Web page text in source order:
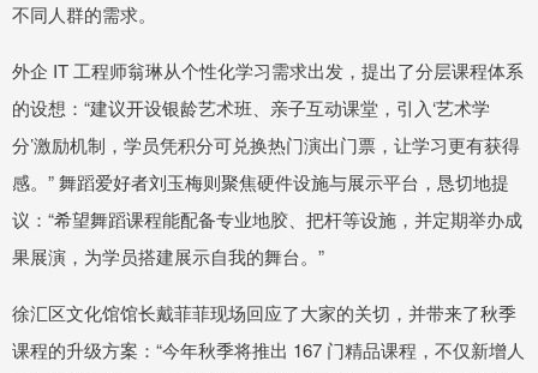
不同人群的需求。
外企 IT 工程师翁琳从个性化学习需求出发，提出了分层课程体系
的设想：“建议开设银龄艺术班、亲子互动课堂，引入‘艺术学
分’激励机制，学员凭积分可兑换热门演出门票，让学习更有获得
感。” 舞蹈爱好者刘玉梅则聚焦硬件设施与展示平台，恳切地提
议：“希望舞蹈课程能配备专业地胶、把杆等设施，并定期举办成
果展演，为学员搭建展示自我的舞台。”
徐汇区文化馆馆长戴菲菲现场回应了大家的关切，并带来了秋季
课程的升级方案：“今年秋季将推出 167 门精品课程，不仅新增人